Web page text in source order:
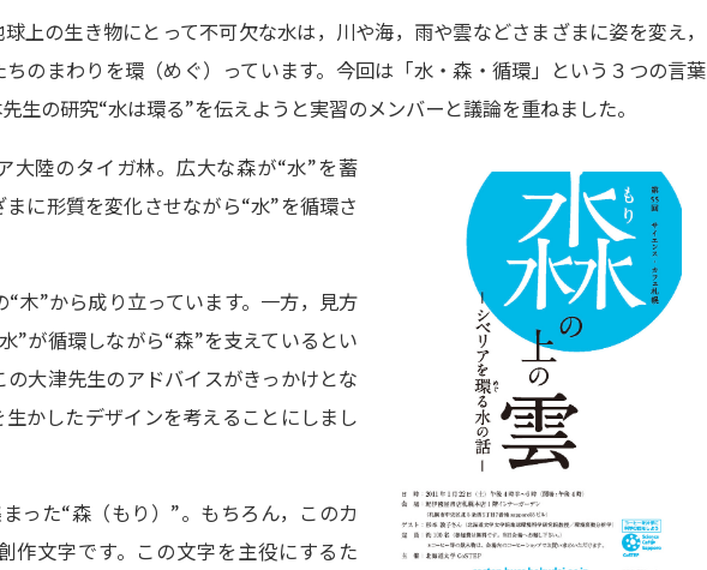
球上の生き物にとって不可欠な水は，川や海，雨や雲などさまざまに姿を変え，
のまわりを環（めぐ）っています。今回は「水・森・循環」という３つの言葉
生の研究“水は環る”を伝えようと実習のメンバーと議論を重ねました。
大陸のタイガ林。広大な森が“水”を蓄
に形質を変化させながら“水”を循環さ
木”から成り立っています。一方，見方
”が循環しながら“森”を支えているとい
大津先生のアドバイスがきっかけとな
かしたデザインを考えることにしまし
った“森（もり）”。もちろん，このカ
作文字です。この文字を主役にするた